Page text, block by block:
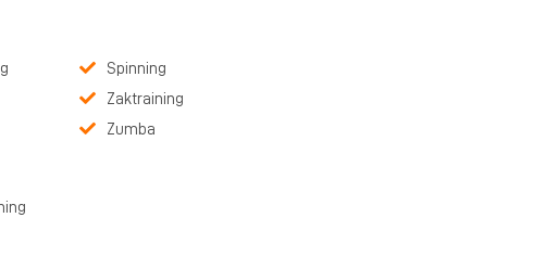
Spinning
Zaktraining
Zumba